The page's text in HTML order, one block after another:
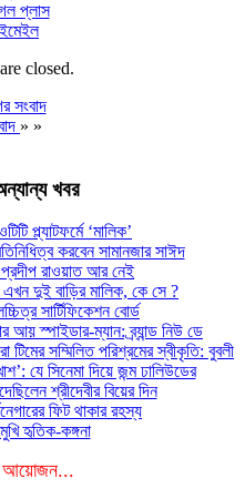
প্লাস
ইমেইল
closed.
সংবাদ
» »
খবর
প্ল্যাটফর্মে ‘মালিক’
করবেন সামানজার সাঈদ
প্রদীপ রাওয়াত আর নেই
দুই বাড়ির মালিক, কে সে ?
সার্টিফিকেশন বোর্ড
আয় স্পাইডার-ম্যান: ব্র্যান্ড নিউ ডে
সম্মিলিত পরিশ্রমের স্বীকৃতি: বুবলী
যে সিনেমা দিয়ে জন্ম ঢালিউডের
শ্রীদেবীর বিয়ের দিন
ফিট থাকার রহস্য
হৃতিক-কঙ্গনা
আয়োজন...